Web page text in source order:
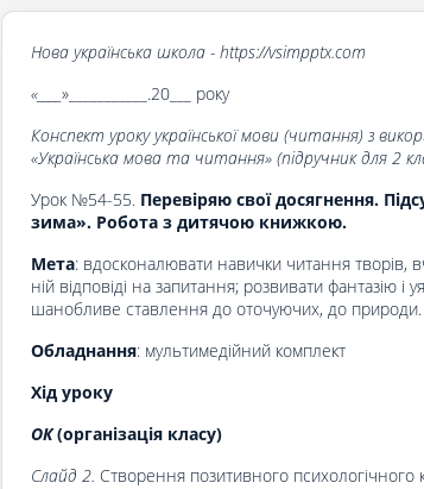
Нова українська школа - https://vsimpptx.com
«____ »___________.20___ року
Конспект уроку української мови (читання) з
«Українська мова та читання» (підручник для 2
Урок №54-55. Перевіряю свої досягнення.
зима». Робота з дитячою книжкою.
Мета: вдосконалювати навички читання творів,
ній відповіді на запитання; розвивати фантазію і
шанобливе ставлення до оточуючих, до природи.
Обладнання: мультимедійний комплект
Хід уроку
ОК(організація класу)
Слайд 2. Створення позитивного психологічного